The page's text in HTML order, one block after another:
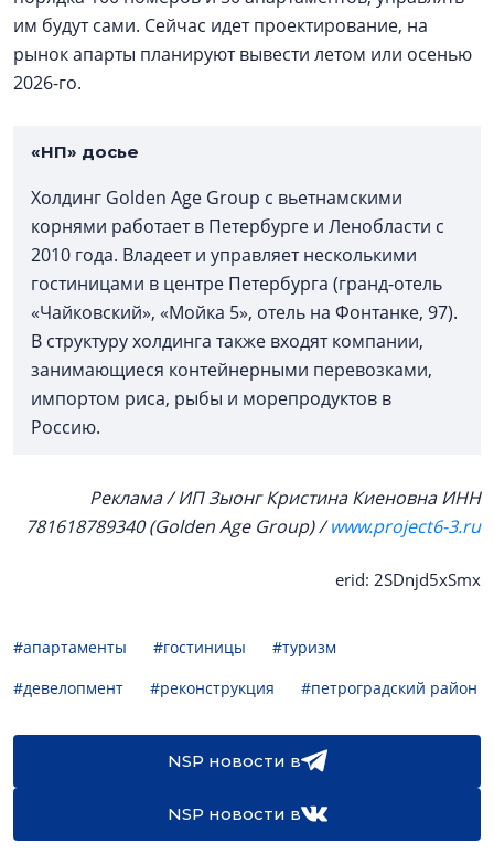
им будут сами. Сейчас идет проектирование, на
рынок апарты планируют вывести летом или осенью
2026-го.
«НП» досье
Холдинг Golden Age Group с вьетнамскими
корнями работает в Петербурге и Ленобласти с
2010 года. Владеет и управляет несколькими
гостиницами в центре Петербурга (гранд-отель
«Чайковский», «Мойка 5», отель на Фонтанке, 97).
В структуру холдинга также входят компании,
занимающиеся контейнерными перевозками,
импортом риса, рыбы и морепродуктов в
Россию.
Реклама / ИП Зыонг Кристина Киеновна ИНН
781618789340 (Golden Age Group) /www.project6-3.ru
erid: 2SDnjd5xSmx
#апартаменты #гостиницы
#туризм
#девелопмент
#реконструкция #петроградский район
NSP новости в
NSP новости в